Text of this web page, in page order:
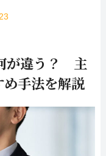
リング・資金調達コラム
せ
HP
が違う？ 主
手法を解説